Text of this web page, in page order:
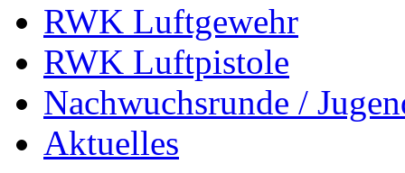
RWK Luftgewehr
RWK Luftpistole
Nachwuchsrunde /
Aktuelles